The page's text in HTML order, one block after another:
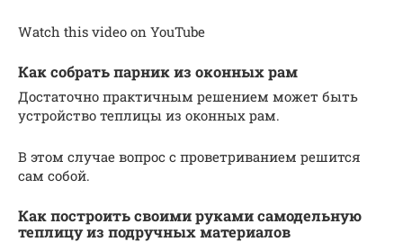
Watch this video on YouTube
Как собрать парник из оконных рам
Достаточно практичным решением может быть
устройство теплицы из оконных рам.
В этом случае вопрос с проветриванием решится
сам собой.
Как построить своими руками самодельную
теплицу из подручных материалов